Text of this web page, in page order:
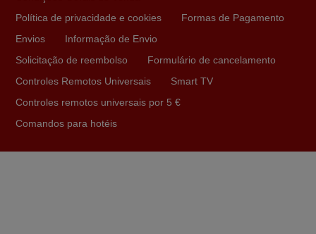
Paulo,
Já recebi o comando bem embalado mas não é de
PORTUGAL
Política de privacidade e cookies
Formas de Pagamento
Envios
Informação de Envio
Solicitação de reembolso
Formulário de cancelamento
Controles Remotos Universais
Smart TV
Controles remotos universais por 5 €
Comandos para hotéis